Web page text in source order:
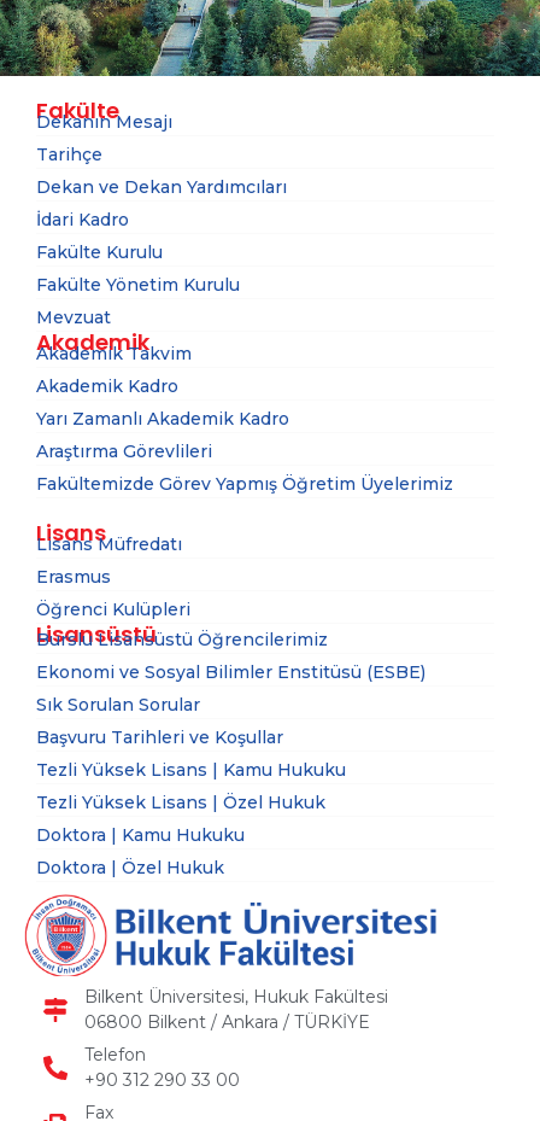
Fakülte
Dekanın Mesajı
Tarihçe
Dekan ve Dekan Yardımcıları
İdari Kadro
Fakülte Kurulu
Fakülte Yönetim Kurulu
Mevzuat
Akademik
Akademik Takvim
Akademik Kadro
Yarı Zamanlı Akademik Kadro
Araştırma Görevlileri
Fakültemizde Görev Yapmış Öğretim Üyelerimiz
Lisans
Lisans Müfredatı
Erasmus
Öğrenci Kulüpleri
Lisansüstü
Burslu Lisansüstü Öğrencilerimiz
Ekonomi ve Sosyal Bilimler Enstitüsü (ESBE)
Sık Sorulan Sorular
Başvuru Tarihleri ve Koşullar
Tezli Yüksek Lisans | Kamu Hukuku
Tezli Yüksek Lisans | Özel Hukuk
Doktora | Kamu Hukuku
Doktora | Özel Hukuk
Bilkent Üniversitesi, Hukuk Fakültesi
06800 Bilkent / Ankara / TÜRKİYE
Telefon
+90 312 290 33 00
Fax